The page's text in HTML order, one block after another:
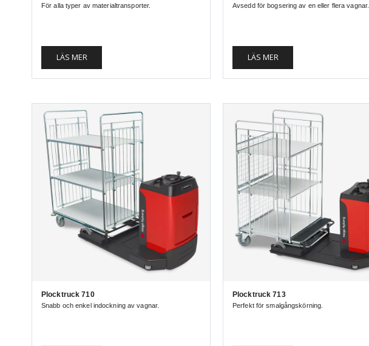
För alla typer av materialtransporter. Avsedd för bogsering av en eller flera vagnar.
Plocktruck 710
Snabb och enkel indockning av vagnar.
Plocktruck 713
Perfekt för smalgångskörning.